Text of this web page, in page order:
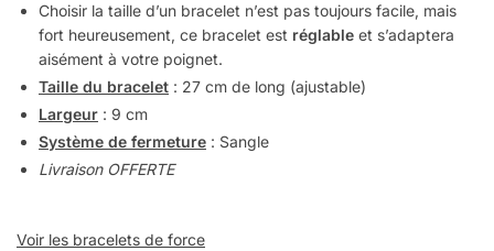
Choisir la taille d’un bracelet n’est pas toujours facile, mais
fort heureusement, ce bracelet est réglable et s’adaptera
aisément à votre poignet.
Taille du bracelet : 27 cm de long (ajustable)
Largeur : 9 cm
Système de fermeture : Sangle
Livraison OFFERTE
Voir les bracelets de force